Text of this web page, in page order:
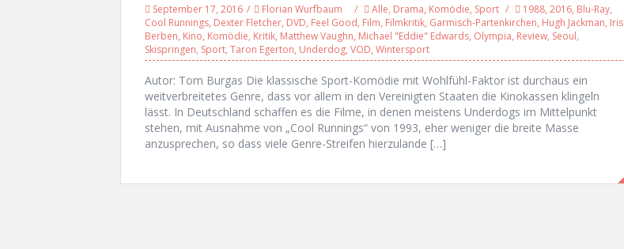
September 17, 2016 Florian Wurfbaum Alle, Drama, Komödie, Sport 1988, 2016, Blu-Ray,
Cool Runnings, Dexter Fletcher, DVD, Feel Good, Film, Filmkritik, Garmisch-Partenkirchen, Hugh Jackman, Iris
Berben, Kino, Komödie, Kritik, Matthew Vaughn, Michael "Eddie" Edwards, Olympia, Review, Seoul,
Skispringen, Sport, Taron Egerton, Underdog, VOD, Wintersport
Autor: Tom Burgas Die klassische Sport-Komödie mit Wohlfühl-Faktor ist durchaus ein
weitverbreitetes Genre, dass vor allem in den Vereinigten Staaten die Kinokassen klingeln
lässt. In Deutschland schaffen es die Filme, in denen meistens Underdogs im Mittelpunkt
stehen, mit Ausnahme von „Cool Runnings“ von 1993, eher weniger die breite Masse
anzusprechen, so dass viele Genre-Streifen hierzulande […]